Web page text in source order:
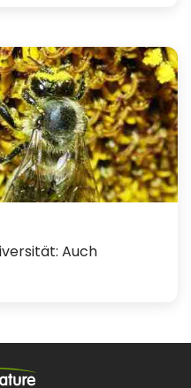
Auch